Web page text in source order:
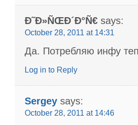
Ð˜Ð»ÑŒÐ´Ð°Ñ€ says:
October 28, 2011 at 14:31
Да. Потребляю инфу
Log in to Reply
Sergey says:
October 28, 2011 at 14:46